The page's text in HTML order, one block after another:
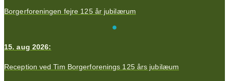
Borgerforeningen fejre 125 år jubilærum
15. aug 2026:
Reception ved Tim Borgerforenings 125 års jubilæum